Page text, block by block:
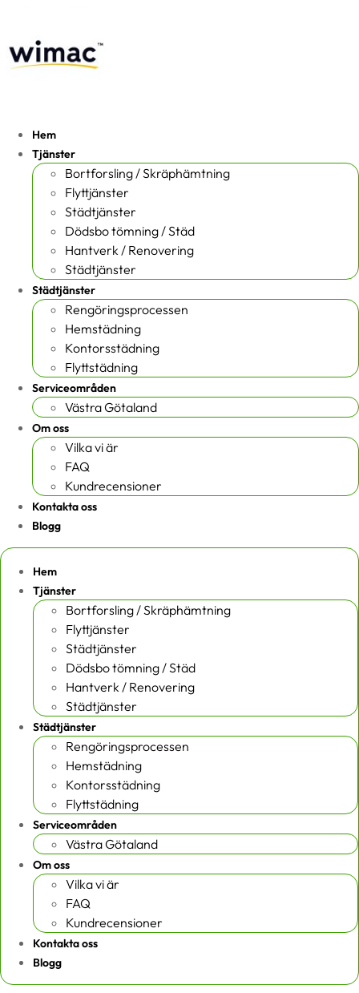
Hem
Tjänster
Bortforsling / Skräphämtning
Flyttjänster
Städtjänster
Dödsbo tömning / Städ
Hantverk / Renovering
Städtjänster
Städtjänster
Rengöringsprocessen
Hemstädning
Kontorsstädning
Flyttstädning
Serviceområden
Västra Götaland
Om oss
Vilka vi är
FAQ
Kundrecensioner
Kontakta oss
Blogg
Hem
Tjänster
Bortforsling / Skräphämtning
Flyttjänster
Städtjänster
Dödsbo tömning / Städ
Hantverk / Renovering
Städtjänster
Städtjänster
Rengöringsprocessen
Hemstädning
Kontorsstädning
Flyttstädning
Serviceområden
Västra Götaland
Om oss
Vilka vi är
FAQ
Kundrecensioner
Kontakta oss
Blogg